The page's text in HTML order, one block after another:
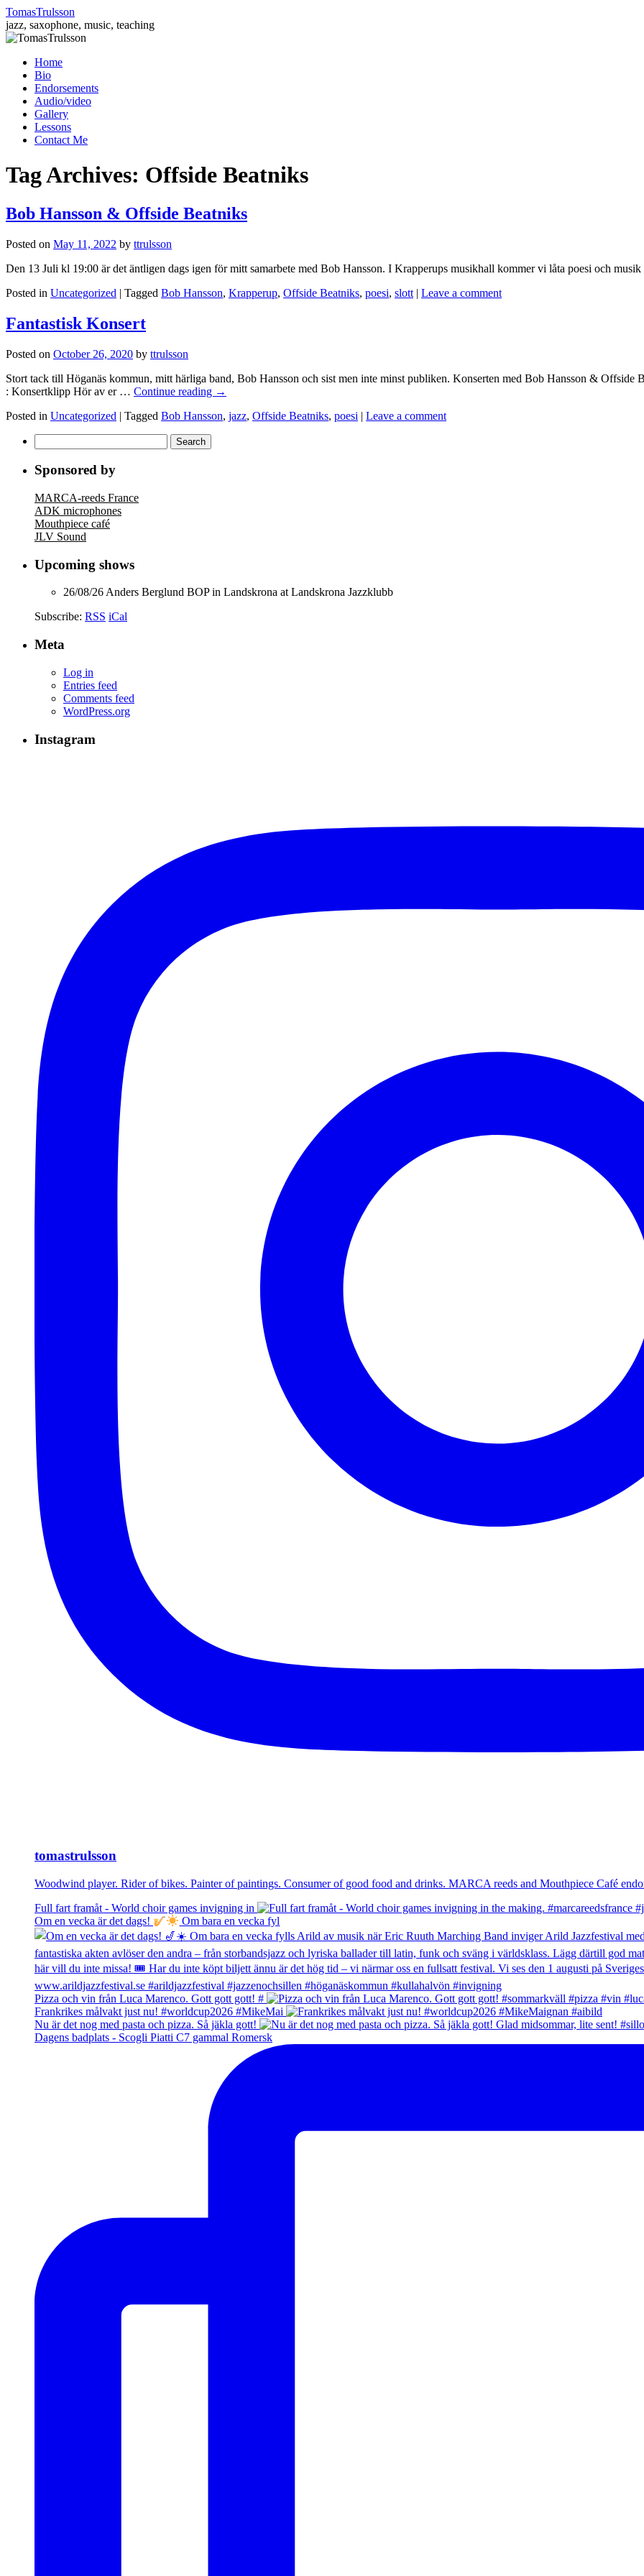
TomasTrulsson
jazz, saxophone, music, teaching
Skip
content
Home
Bio
Endorsements
Audio/video
Gallery
Lessons
Contact Me
Tag Archives: Offside Beatniks
Bob Hansson & Offside Beatniks
Posted on May 11, 2022 by ttrulsson
Den 13 Juli kl 19:00 är det äntligen dags igen för mitt samarbete med Bob Hansson. I Krapperups musikhall kommer vi låta poesi och
Posted in Uncategorized | Tagged Bob Hansson, Krapperup, Offside Beatniks, poesi, slott | Leave a comment
Fantastisk Konsert
Posted on October 26, 2020 by ttrulsson
Stort tack till Höganäs kommun, mitt härliga band, Bob Hansson och sist men inte minst publiken. Konserten med Bob Hansson & Offside
: Konsertklipp Hör av er … Continue reading →
Posted in Uncategorized | Tagged Bob Hansson, jazz, Offside Beatniks, poesi | Leave a comment
for:
Sponsored by
MARCA-reeds France
ADK microphones
Mouthpiece café
JLV Sound
Upcoming shows
26/08/26Anders Berglund BOP in Landskrona at Landskrona Jazzklubb
Subscribe: RSS iCal
Meta
Log in
Entries feed
Comments feed
WordPress.org
Instagram
tomastrulsson
Woodwind player. Rider of bikes. Painter of paintings. Consumer of good food and drinks. MARCA reeds and Mouthpiece Café
Full fart framåt - World choir games invigning in
Om en vecka är det dags!
Om bara en vecka fyl
Pizza och vin från Luca Marenco. Gott gott gott! #
Frankrikes målvakt just nu! #worldcup2026 #MikeMai
Nu är det nog med pasta och pizza. Så jäkla gott!
Dagens badplats - Scogli Piatti C7 gammal Romersk